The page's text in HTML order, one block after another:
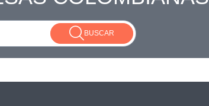
BUSCAR